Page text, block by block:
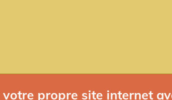
votre propre site internet